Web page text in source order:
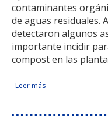
contaminantes
de aguas residuales.
detectaron algunos
importante incidir
compost en las
Leer más